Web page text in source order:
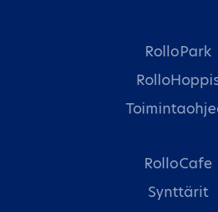
RolloPark
RolloCafe
Synttärit